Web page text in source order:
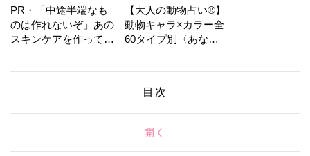
PR・「中途半端なも
のは作れないぞ」あの
スキンケアを作ってい
【大人の動物占い®】
動物キャラ×カラー全
60タイプ別〈あなた
目次
開く